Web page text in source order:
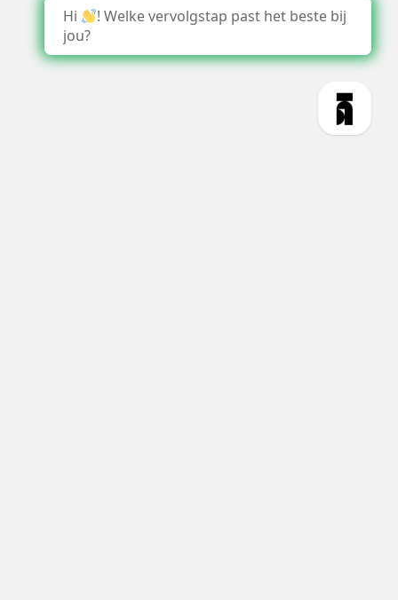
Hi
! Welke vervolgstap past het beste bij
jou?